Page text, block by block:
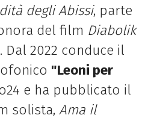
degli Abissi, parte
del film Diabolik
Dal 2022 conduce il
"Leoni per
e ha pubblicato il
solista, Ama il